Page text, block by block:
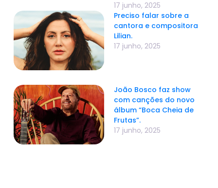
17 junho, 2025
Preciso falar sobre a
cantora e compositora
Lilian.
17 junho, 2025
João Bosco faz show
com canções do novo
álbum “Boca Cheia de
Frutas”.
17 junho, 2025